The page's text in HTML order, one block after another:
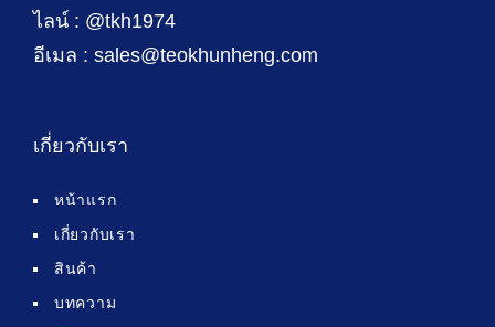
ไลน์ : @tkh1974
อีเมล : sales@teokhunheng.com
เกี่ยวกับเรา
หน้าแรก
เกี่ยวกับเรา
สินค้า
บทความ